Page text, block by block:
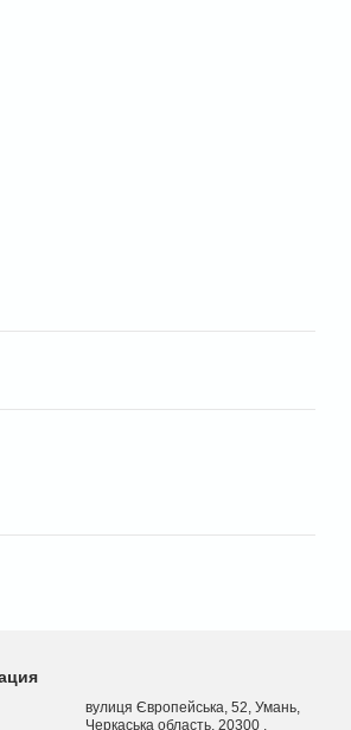
вулиця Європейська, 52, Умань,
Черкаська область, 20300 ,